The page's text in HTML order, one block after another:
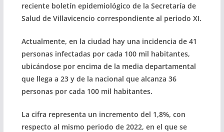
reciente boletín epidemiológico de la Secretaría de
Salud de Villavicencio correspondiente al periodo XI.
Actualmente, en la ciudad hay una incidencia de 41
personas infectadas por cada 100 mil habitantes,
ubicándose por encima de la media departamental
que llega a 23 y de la nacional que alcanza 36
personas por cada 100 mil habitantes.
La cifra representa un incremento del 1,8%, con
respecto al mismo periodo de 2022, en el que se